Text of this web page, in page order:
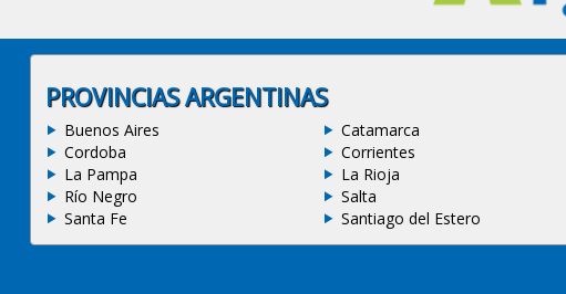
PROVINCIAS ARGENTINAS
Buenos Aires Catamarca
Cordoba
Corrientes
La Pampa
La Rioja
Río Negro
Salta
Santa Fe
Santiago del Estero